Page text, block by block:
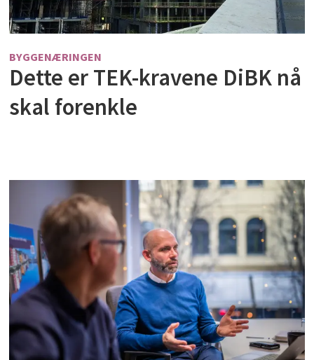
BYGGENÆRINGEN
Dette er TEK-kravene DiBK nå
skal forenkle